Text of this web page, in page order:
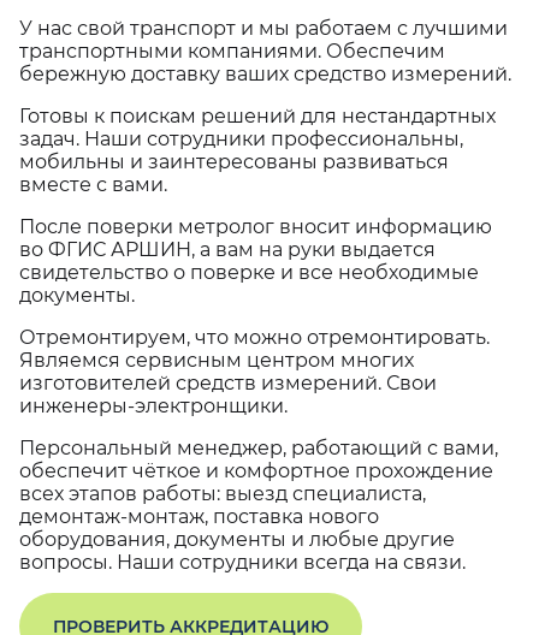
У нас свой транспорт и мы работаем с лучшими
транспортными компаниями. Обеспечим
бережную доставку ваших средство измерений.
Готовы к поискам решений для нестандартных
задач. Наши сотрудники профессиональны,
мобильны и заинтересованы развиваться
вместе с вами.
После поверки метролог вносит информацию
во ФГИС АРШИН, а вам на руки выдается
свидетельство о поверке и все необходимые
документы.
Отремонтируем, что можно отремонтировать.
Являемся сервисным центром многих
изготовителей средств измерений. Свои
инженеры-электронщики.
Персональный менеджер, работающий с вами,
обеспечит чёткое и комфортное прохождение
всех этапов работы: выезд специалиста,
демонтаж-монтаж, поставка нового
оборудования, документы и любые другие
вопросы. Наши сотрудники всегда на связи.
ПРОВЕРИТЬ АККРЕДИТАЦИЮ